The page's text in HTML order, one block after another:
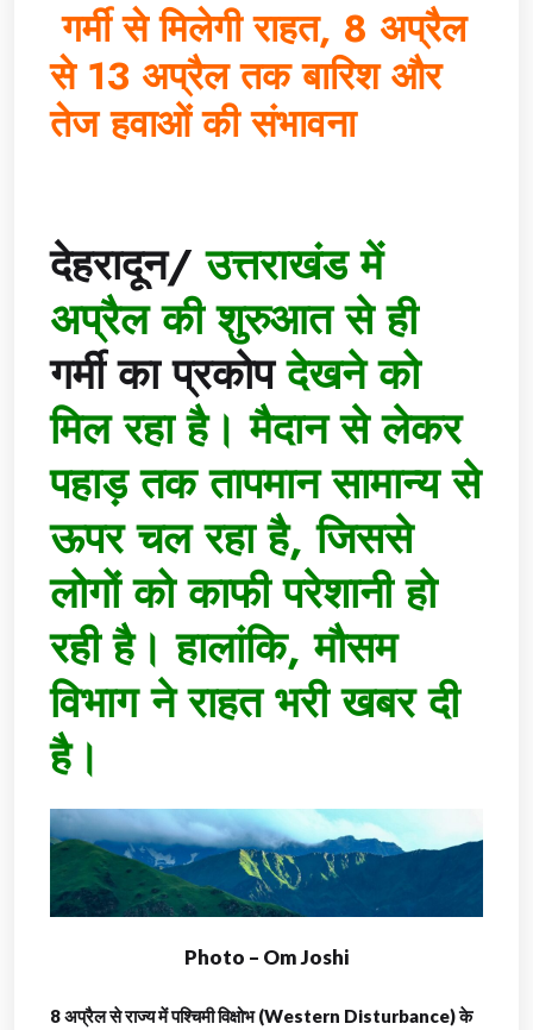
गर्मी से मिलेगी राहत, 8 अप्रैल
से 13 अप्रैल तक बारिश और
तेज हवाओं की संभावना
देहरादून/उत्तराखंड में
अप्रैल की शुरुआत से ही
गर्मी का प्रकोपदेखने को
मिल रहा है। मैदान से लेकर
पहाड़ तक तापमान सामान्य से
ऊपर चल रहा है, जिससे
लोगों को काफी परेशानी हो
रही है। हालांकि, मौसम
विभाग ने राहत भरी खबर दी
है।
Photo – Om Joshi
8 अप्रैल से राज्य में पश्चिमी विक्षोभ (Western Disturbance) के